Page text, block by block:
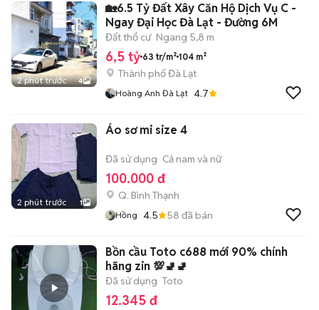
2 phút trước 4
🏡6.5 Tỷ Đất Xây Căn Hộ Dịch Vụ C -
Ngay Đại Học Đà Lạt - Đường 6M
Đất thổ cư Ngang 5,8 m
6,5 tỷ 63 tr/m² 104 m²
Thành phố Đà Lạt
Hoàng Anh Đà Lạt 4.7
2 phút trước 1
Áo sơ mi size 4
Đã sử dụng Cả nam và nữ
100.000 đ
Q. Bình Thạnh
Hồng 4.5 58 đã bán
Bồn cầu Toto c688 mới 90% chính
hãng zin 💯🚽🚽
Đã sử dụng Toto
12.345 đ